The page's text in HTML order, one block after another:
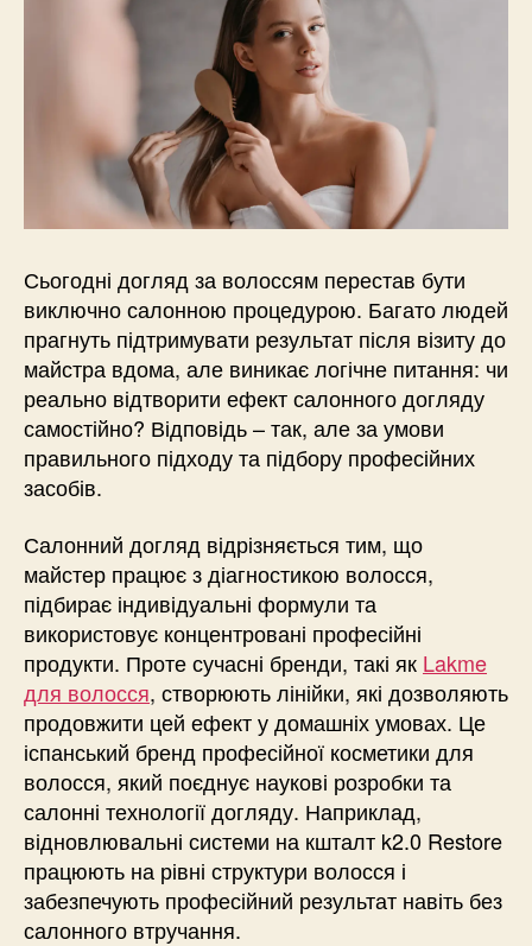
Сьогодні догляд за волоссям перестав бути
виключно салонною процедурою. Багато людей
прагнуть підтримувати результат після візиту до
майстра вдома, але виникає логічне питання: чи
реально відтворити ефект салонного догляду
самостійно? Відповідь – так, але за умови
правильного підходу та підбору професійних
засобів.
Салонний догляд відрізняється тим, що
майстер працює з діагностикою волосся,
підбирає індивідуальні формули та
використовує концентровані професійні
продукти. Проте сучасні бренди, такі як Lakme
для волосся, створюють лінійки, які дозволяють
продовжити цей ефект у домашніх умовах. Це
іспанський бренд професійної косметики для
волосся, який поєднує наукові розробки та
салонні технології догляду. Наприклад,
відновлювальні системи на кшталт k2.0 Restore
працюють на рівні структури волосся і
забезпечують професійний результат навіть без
салонного втручання.